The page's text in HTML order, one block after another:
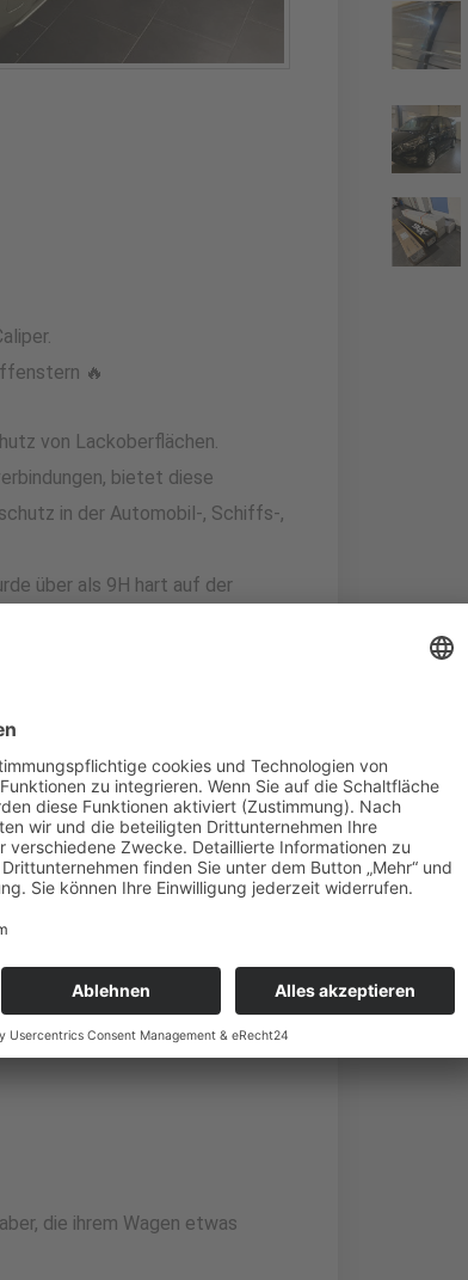
🔥
von Lackoberflächen.
bietet diese
in der Automobil-, Schiffs-,
über als 9H hart auf der
Chemikalienbeständigkeit,
der beschichteten Oberfläche
ihres PKWs ab.
und somit verschmutzt die
mit Wasser.
für Autos, Yachten, Luftfahrt
die ihrem Wagen etwas